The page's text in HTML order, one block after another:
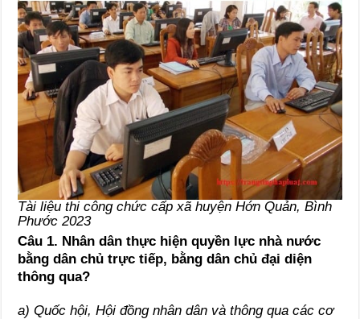
Tài liệu thi công chức cấp xã huyện Hớn Quản, Bình
Phước 2023
Câu 1. Nhân dân thực hiện quyền lực nhà nước
bằng dân chủ trực tiếp, bằng dân chủ đại diện
thông qua?
a) Quốc hội, Hội đồng nhân dân và thông qua các cơ